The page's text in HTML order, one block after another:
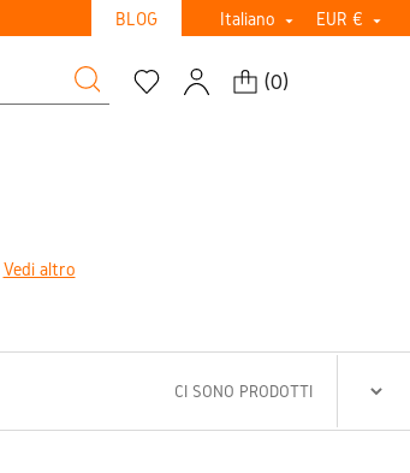
BLOG Italiano  EUR € 
(0)
Vedi altro
CI SONO PRODOTTI